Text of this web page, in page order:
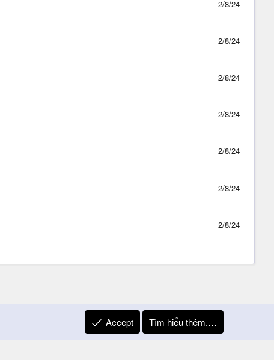
2/8/24
2/8/24
2/8/24
2/8/24
2/8/24
2/8/24
2/8/24
Quy định và Nội quy Privacy Policy Trợ giúp
S
Accept Tìm hiểu thêm.…